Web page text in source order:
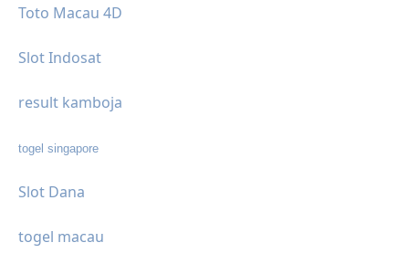
Toto Macau 4D
Slot Indosat
result kamboja
togel singapore
Slot Dana
togel macau